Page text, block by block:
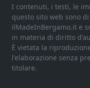
I contenuti, i testi, le
questo sito web sono
ilMadeInBergamo.it e
in materia di diritto
È vietata la
l'elaborazione senza
titolare.